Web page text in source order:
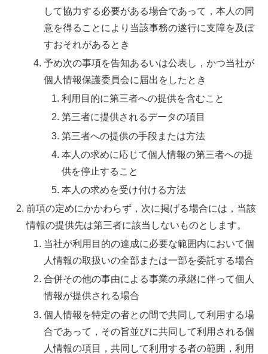
して協力する必要がある場合であって，本人の同
意を得ることにより当該事務の遂行に支障を及ぼ
すおそれがあるとき
予め次の事項を告知あるいは公表し，かつ当社が
個人情報保護委員会に届出をしたとき
利用目的に第三者への提供を含むこと
第三者に提供されるデータの項目
第三者への提供の手段または方法
本人の求めに応じて個人情報の第三者への提
供を停止すること
本人の求めを受け付ける方法
前項の定めにかかわらず，次に掲げる場合には，当該
情報の提供先は第三者に該当しないものとします。
当社が利用目的の達成に必要な範囲内において個
人情報の取扱いの全部または一部を委託する場合
合併その他の事由による事業の承継に伴って個人
情報が提供される場合
個人情報を特定の者との間で共同して利用する場
合であって，その旨並びに共同して利用される個
人情報の項目，共同して利用する者の範囲，利用